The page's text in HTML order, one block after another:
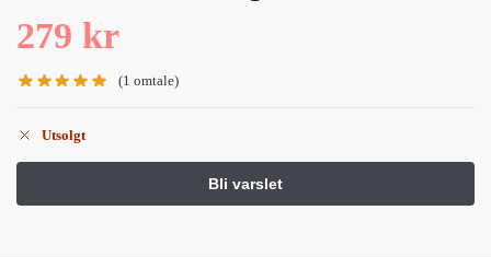
279 kr
(1 omtale)
Utsolgt